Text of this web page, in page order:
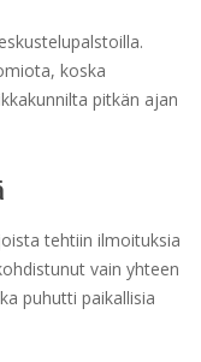
koska
pitkän ajan
tehtiin ilmoituksia
vain yhteen
puhutti paikallisia